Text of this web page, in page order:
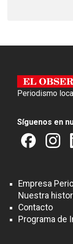
Periodismo
Síguenos en
Empresa
Nuestra
Contacto
Programa de